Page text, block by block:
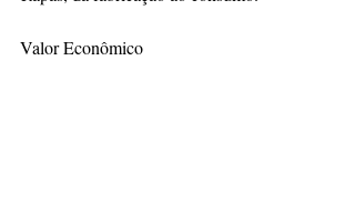
Valor Econômico